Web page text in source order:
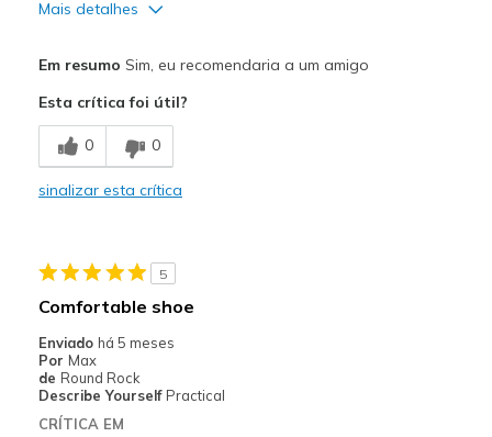
Mais detalhes
Stylish
Melhores utilizações
Casual Wear
Sizing
View On Shoes
I'm Into Shoes
Em resumo Sim, eu recomendaria a um amigo
Esta crítica foi útil?
0 0
sinalizar esta crítica
5
Comfortable shoe
Enviado há 5 meses
Por Max
de Round Rock
Describe Yourself Practical
CRÍTICA EM